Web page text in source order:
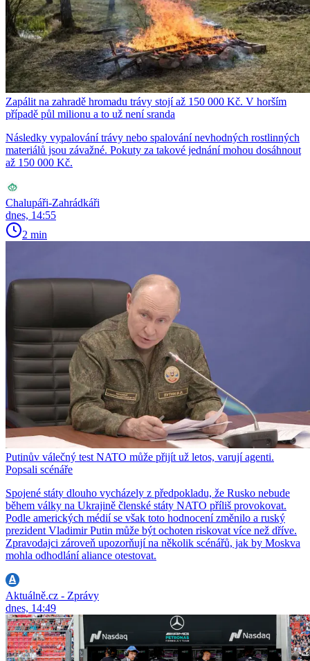
Zapálit na zahradě hromadu trávy stojí až 150 000 Kč. V horším
případě půl milionu a to už není sranda
Následky vypalování trávy nebo spalování nevhodných rostlinných
materiálů jsou závažné. Pokuty za takové jednání mohou dosáhnout
až 150 000 Kč.
Chalupáři-Zahrádkáři
dnes, 14:55
2 min
Putinův válečný test NATO může přijít už letos, varují agenti.
Popsali scénáře
Spojené státy dlouho vycházely z předpokladu, že Rusko nebude
během války na Ukrajině členské státy NATO příliš provokovat.
Podle amerických médií se však toto hodnocení změnilo a ruský
prezident Vladimir Putin může být ochoten riskovat více než dříve.
Zpravodajci zároveň upozorňují na několik scénářů, jak by Moskva
mohla odhodlání aliance otestovat.
Aktuálně.cz - Zprávy
dnes, 14:49